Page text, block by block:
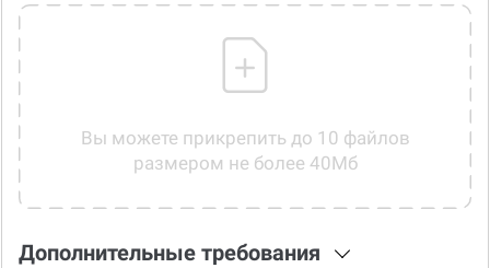
Вы можете прикрепить до 10 файлов
размером не более 40Мб
Дополнительные требования